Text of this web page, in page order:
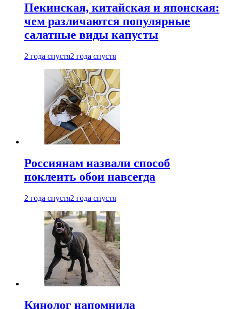
Пекинская, китайская и японская:
чем различаются популярные
салатные виды капусты
2 года спустя2 года спустя
Россиянам назвали способ
поклеить обои навсегда
2 года спустя2 года спустя
Кинолог напомнила